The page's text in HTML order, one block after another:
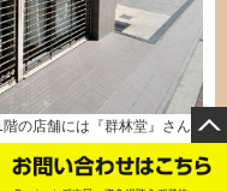
の店舗には『群林堂』さん
店です(*´˘`*)♡